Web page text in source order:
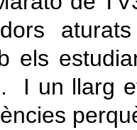
els
I un llarg